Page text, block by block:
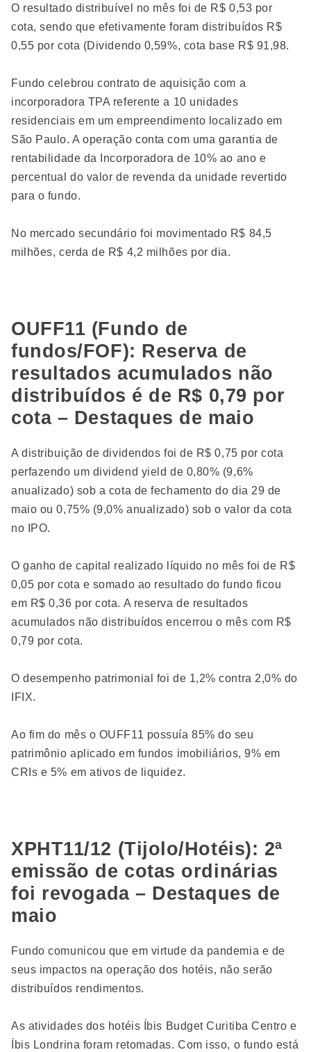
O resultado distribuível no mês foi de R$ 0,53 por
cota, sendo que efetivamente foram distribuídos R$
0,55 por cota (Dividendo 0,59%, cota base R$ 91,98.
Fundo celebrou contrato de aquisição com a
incorporadora TPA referente a 10 unidades
residenciais em um empreendimento localizado em
São Paulo. A operação conta com uma garantia de
rentabilidade da Incorporadora de 10% ao ano e
percentual do valor de revenda da unidade revertido
para o fundo.
No mercado secundário foi movimentado R$ 84,5
milhões, cerda de R$ 4,2 milhões por dia.
OUFF11 (Fundo de
fundos/FOF): Reserva de
resultados acumulados não
distribuídos é de R$ 0,79 por
cota – Destaques de maio
A distribuição de dividendos foi de R$ 0,75 por cota
perfazendo um dividend yield de 0,80% (9,6%
anualizado) sob a cota de fechamento do dia 29 de
maio ou 0,75% (9,0% anualizado) sob o valor da cota
no IPO.
O ganho de capital realizado líquido no mês foi de R$
0,05 por cota e somado ao resultado do fundo ficou
em R$ 0,36 por cota. A reserva de resultados
acumulados não distribuídos encerrou o mês com R$
0,79 por cota.
O desempenho patrimonial foi de 1,2% contra 2,0% do
IFIX.
Ao fim do mês o OUFF11 possuía 85% do seu
patrimônio aplicado em fundos imobiliários, 9% em
CRIs e 5% em ativos de liquidez.
XPHT11/12 (Tijolo/Hotéis): 2ª
emissão de cotas ordinárias
foi revogada – Destaques de
maio
Fundo comunicou que em virtude da pandemia e de
seus impactos na operação dos hotéis, não serão
distribuídos rendimentos.
As atividades dos hotéis Íbis Budget Curitiba Centro e
Íbis Londrina foram retomadas. Com isso, o fundo está